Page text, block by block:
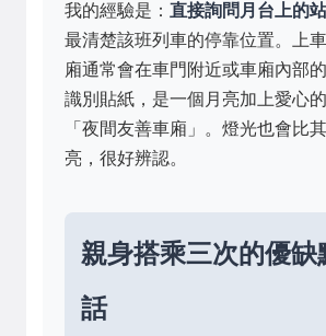
我的經驗是： 直接詢問月台上的
最清楚該班列車的停靠位置。上
廂通常會在車門附近或車廂內部
識別貼紙，是一個月亮加上愛心
「夜間友善車廂」。燈光也會比
亮，很好辨認。
親身搭乘三次的優缺
話